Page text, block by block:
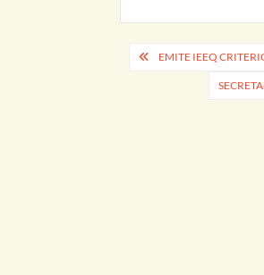
Navegación
EMITE IEEQ